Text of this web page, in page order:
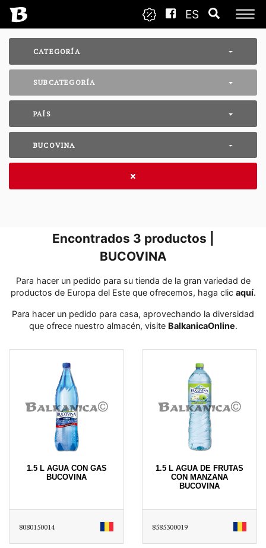
ES
CATEGORÍA
SUBCATEGORÍA
PAÍS
BUCOVINA
Encontrados 3 productos |
BUCOVINA
Para hacer un pedido para su tienda de la gran variedad de
productos de Europa del Este que ofrecemos, haga clic aquí․
Para hacer un pedido para casa, aprovechando la diversidad
que ofrece nuestro almacén, visite BalkanicaOnline․
1.5 L AGUA CON GAS
BUCOVINA
8080150014
1.5 L AGUA DE FRUTAS
CON MANZANA
BUCOVINA
8585300019